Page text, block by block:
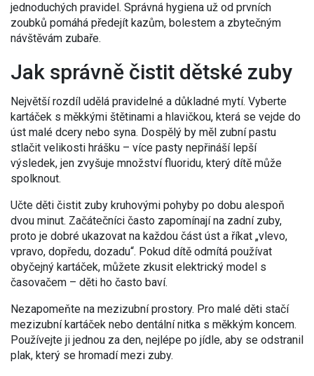
jednoduchých pravidel. Správná hygiena už od prvních
zoubků pomáhá předejít kazům, bolestem a zbytečným
návštěvám zubaře.
Jak správně čistit dětské zuby
Největší rozdíl udělá pravidelné a důkladné mytí. Vyberte
kartáček s měkkými štětinami a hlavičkou, která se vejde do
úst malé dcery nebo syna. Dospělý by měl zubní pastu
stlačit velikosti hrášku – více pasty nepřináší lepší
výsledek, jen zvyšuje množství fluoridu, který dítě může
spolknout.
Učte děti čistit zuby kruhovými pohyby po dobu alespoň
dvou minut. Začátečníci často zapomínají na zadní zuby,
proto je dobré ukazovat na každou část úst a říkat „vlevo,
vpravo, dopředu, dozadu“. Pokud dítě odmítá používat
obyčejný kartáček, můžete zkusit elektrický model s
časovačem – děti ho často baví.
Nezapomeňte na mezizubní prostory. Pro malé děti stačí
mezizubní kartáček nebo dentální nitka s měkkým koncem.
Používejte ji jednou za den, nejlépe po jídle, aby se odstranil
plak, který se hromadí mezi zuby.